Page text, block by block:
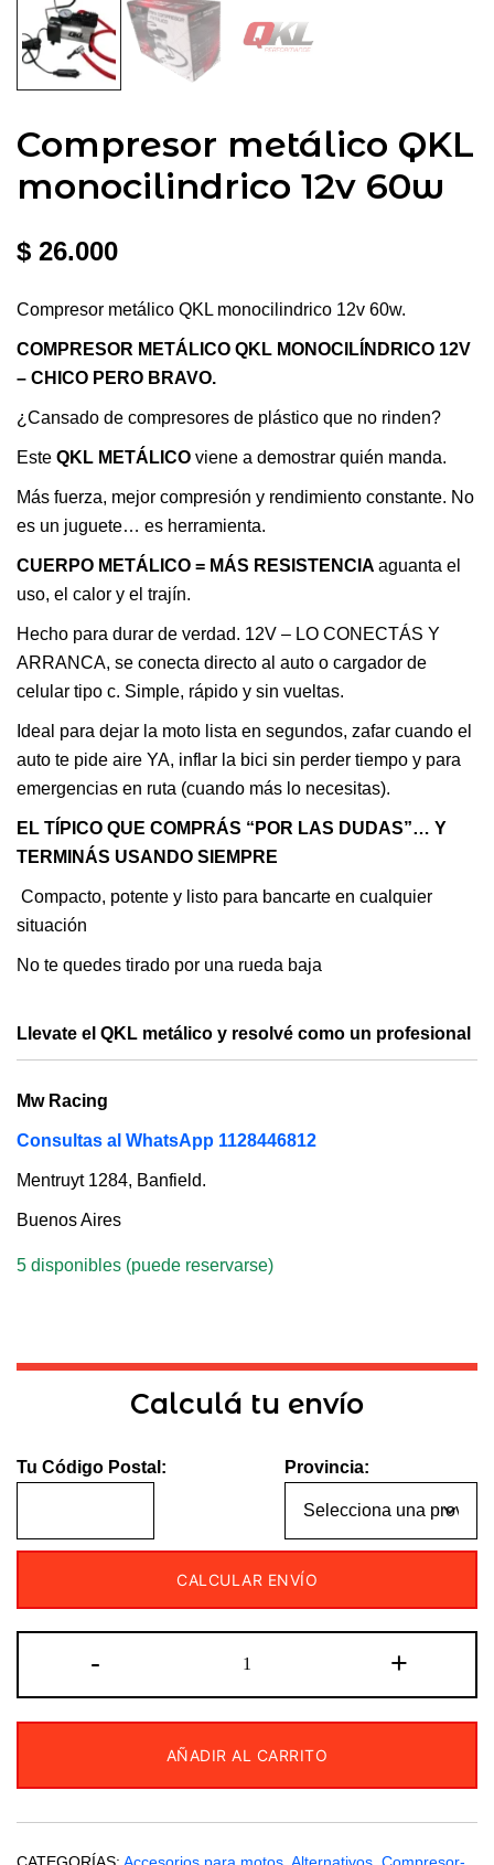
Compresor metálico QKL
monocilindrico 12v 60w
$ 26.000
Compresor metálico QKL monocilindrico 12v 60w.
COMPRESOR METÁLICO QKL MONOCILÍNDRICO 12V
– CHICO PERO BRAVO.
¿Cansado de compresores de plástico que no rinden?
Este QKL METÁLICO viene a demostrar quién manda.
Más fuerza, mejor compresión y rendimiento constante. No
es un juguete… es herramienta.
CUERPO METÁLICO = MÁS RESISTENCIA aguanta el
uso, el calor y el trajín.
Hecho para durar de verdad. 12V – LO CONECTÁS Y
ARRANCA, se conecta directo al auto o cargador de
celular tipo c. Simple, rápido y sin vueltas.
Ideal para dejar la moto lista en segundos, zafar cuando el
auto te pide aire YA, inflar la bici sin perder tiempo y para
emergencias en ruta (cuando más lo necesitas).
EL TÍPICO QUE COMPRÁS “POR LAS DUDAS”… Y
TERMINÁS USANDO SIEMPRE
Compacto, potente y listo para bancarte en cualquier
situación
No te quedes tirado por una rueda baja
Llevate el QKL metálico y resolvé como un profesional
Mw Racing
Consultas al WhatsApp 1128446812
Mentruyt 1284, Banfield.
Buenos Aires
5 disponibles (puede reservarse)
Calculá tu envío
Tu Código Postal: Provincia:
CALCULAR ENVÍO
-
metálico
QKL
12v
60w
cantidad
+
AÑADIR AL CARRITO
CATEGORÍAS: Accesorios para motos Alternativos Compresor-